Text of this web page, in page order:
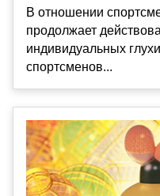
В отношении
продолжает
индивидуальных
спортсменов...